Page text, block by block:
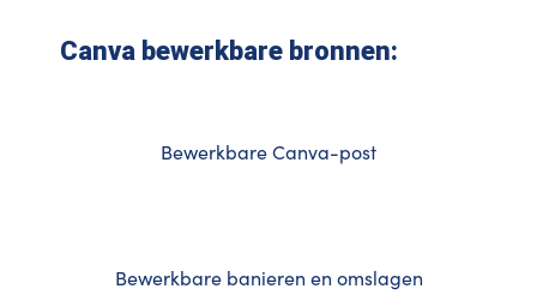
Canva bewerkbare bronnen:
Bewerkbare Canva-post
Bewerkbare banieren en omslagen